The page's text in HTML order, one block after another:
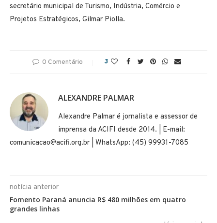
secretário municipal de Turismo, Indústria, Comércio e
Projetos Estratégicos, Gilmar Piolla.
0 Comentário 3
ALEXANDRE PALMAR
Alexandre Palmar é jornalista e assessor de
imprensa da ACIFI desde 2014. | E-mail:
comunicacao@acifi.org.br | WhatsApp: (45) 99931-7085
notícia anterior
Fomento Paraná anuncia R$ 480 milhões em quatro
grandes linhas